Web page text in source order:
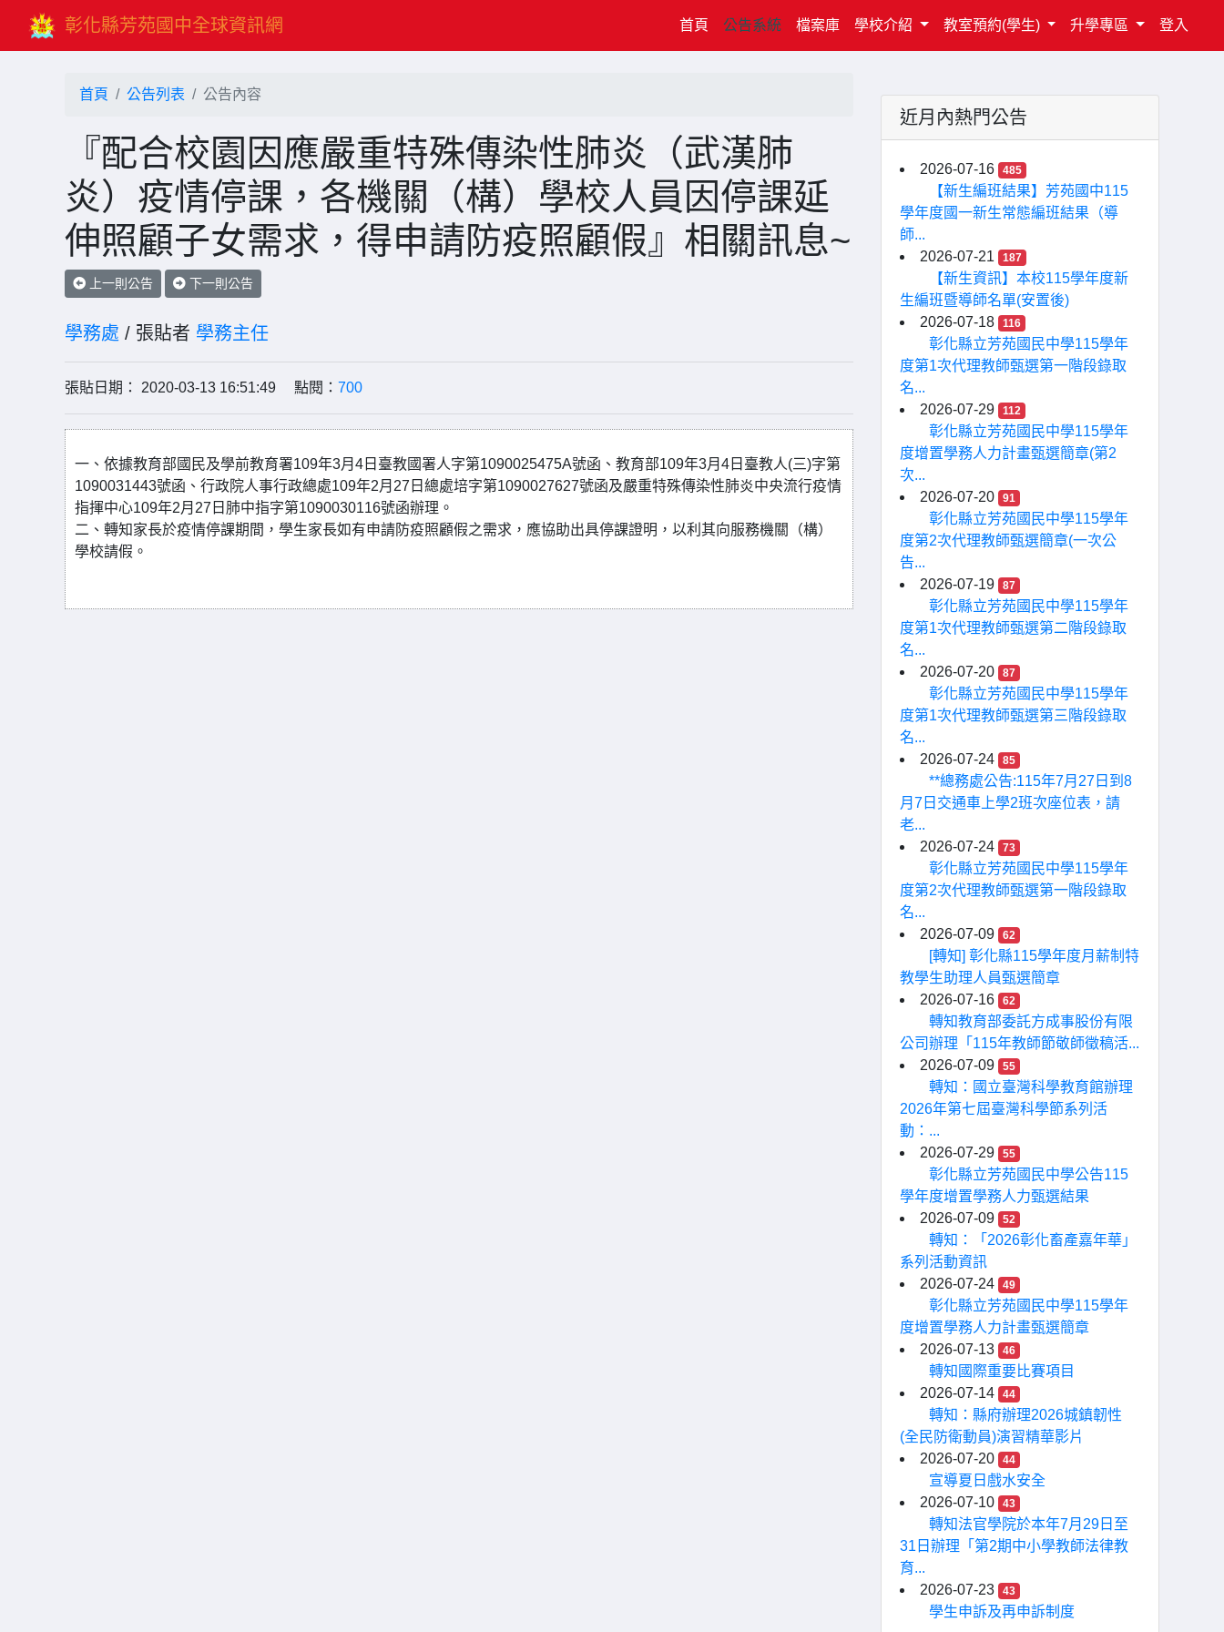
彰化縣芳苑國中全球資訊網 首頁(current)
公告系統 檔案庫 學校介紹 教室預約(學生) 升學專區 登入
首頁 公告列表 公告內容
『配合校園因應嚴重特殊傳染性肺炎（武漢肺
炎）疫情停課，各機關（構）學校人員因停課延
伸照顧子女需求，得申請防疫照顧假』相關訊息~
上一則公告 下一則公告
學務處 / 張貼者 學務主任
張貼日期： 2020-03-13 16:51:49 點閱： 700
一、依據教育部國民及學前教育署109年3月4日臺教國署人字第1090025475A號函、教育部109年3月4日臺教人(三)字第
1090031443號函、行政院人事行政總處109年2月27日總處培字第1090027627號函及嚴重特殊傳染性肺炎中央流行疫情
指揮中心109年2月27日肺中指字第1090030116號函辦理。
二、轉知家長於疫情停課期間，學生家長如有申請防疫照顧假之需求，應協助出具停課證明，以利其向服務機關（構）
學校請假。
近月內熱門公告
2026-07-16 485
【新生編班結果】芳苑國中115
學年度國一新生常態編班結果（導
師...
2026-07-21
187
【新生資訊】本校115學年度新
生編班暨導師名單(安置後)
2026-07-18
116
彰化縣立芳苑國民中學115學年
度第1次代理教師甄選第一階段錄取
名...
2026-07-29
112
彰化縣立芳苑國民中學115學年
度增置學務人力計畫甄選簡章(第2
次...
2026-07-20
91
彰化縣立芳苑國民中學115學年
度第2次代理教師甄選簡章(一次公
告...
2026-07-19
87
彰化縣立芳苑國民中學115學年
度第1次代理教師甄選第二階段錄取
名...
2026-07-20
87
彰化縣立芳苑國民中學115學年
度第1次代理教師甄選第三階段錄取
名...
2026-07-24
85
**總務處公告:115年7月27日到8
月7日交通車上學2班次座位表，請
老...
2026-07-24
73
彰化縣立芳苑國民中學115學年
度第2次代理教師甄選第一階段錄取
名...
2026-07-09
62
[轉知] 彰化縣115學年度月薪制特
教學生助理人員甄選簡章
2026-07-16
62
轉知教育部委託方成事股份有限
公司辦理「115年教師節敬師徵稿活...
2026-07-09
55
轉知：國立臺灣科學教育館辦理
2026年第七屆臺灣科學節系列活
動：...
2026-07-29
55
彰化縣立芳苑國民中學公告115
學年度增置學務人力甄選結果
2026-07-09
52
轉知：「2026彰化畜產嘉年華」
系列活動資訊
2026-07-24
49
彰化縣立芳苑國民中學115學年
度增置學務人力計畫甄選簡章
2026-07-13
46
轉知國際重要比賽項目
2026-07-14
44
轉知：縣府辦理2026城鎮韌性
(全民防衛動員)演習精華影片
2026-07-20
44
宣導夏日戲水安全
2026-07-10
43
轉知法官學院於本年7月29日至
31日辦理「第2期中小學教師法律教
育...
2026-07-23
43
學生申訴及再申訴制度